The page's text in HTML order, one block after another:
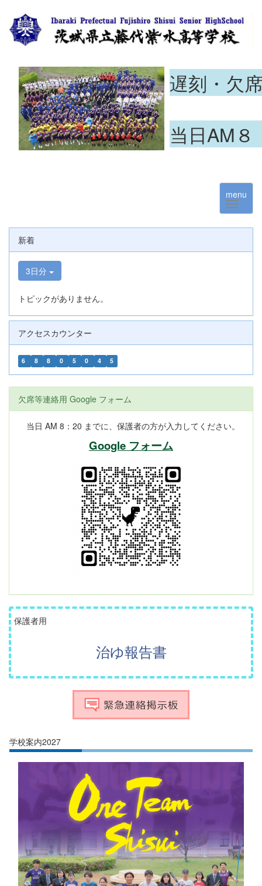
遅刻・欠
当日AM
menu
新着
3日分
トピックがありません。
アクセスカウンター
6 8 8 0 5 0 4 5
欠席等連絡用 Google フォーム
当日 AM 8：20 までに、保護者の方が入力してください。
Google フォーム
保護者用
治ゆ報告書
学校案内2027